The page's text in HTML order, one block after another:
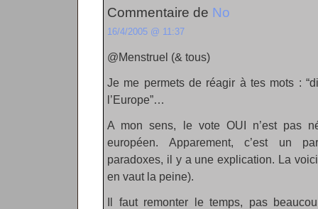
Commentaire de No
16/4/2005 @ 11:37
@Menstruel (& tous)
Je me permets de réagir à tes mots :
l’Europe”…
A mon sens, le vote OUI n’est pas
européen. Apparement, c’est un
paradoxes, il y a une explication. La
en vaut la peine).
Il faut remonter le temps, pas